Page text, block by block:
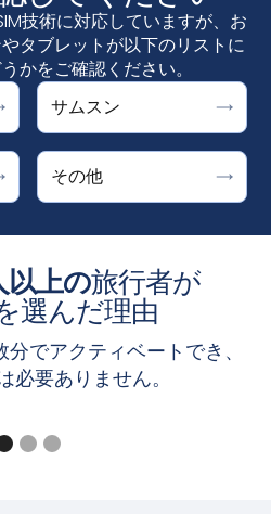
Max、iPhone XR、およ
の一部モデルにeSIMが搭載さ
に対応しているのは、 「設
「eSIMを追加」オプションが
解除されています。
ーで
「eSIMを追加」が表示さ
イスはeSIMに対応しています。
/ S25ウルトラ、ギャラ
ウルトラ、ギャラクシー
ギャラクシーS20 / S20+ /
7、Galaxy Z Fold6 /
/ Z Flip5、Galaxy Z
Z Fold3 / Flip3、Galaxy Z
5G、Galaxy Z Flip、
（全地域）、A54（欧
をダウンロードします
対応しています。設定 > ネッ
> SIMs +をタップした後にオプ
ロ
ロ
ロ
アジア、日本、Verizon US
応していません)
ESIM
X
Razr 5G
4G+WiFi
S、Hand、Hand 5G
、Aquos Wish
10 III Lite、Xperia 10 IV
技術に対応していますが、お
タブレットが以下のリストに
かをご確認ください。
サムスン
その他
上の旅行者が
選んだ理由
でアクティベートでき、
必要ありません。